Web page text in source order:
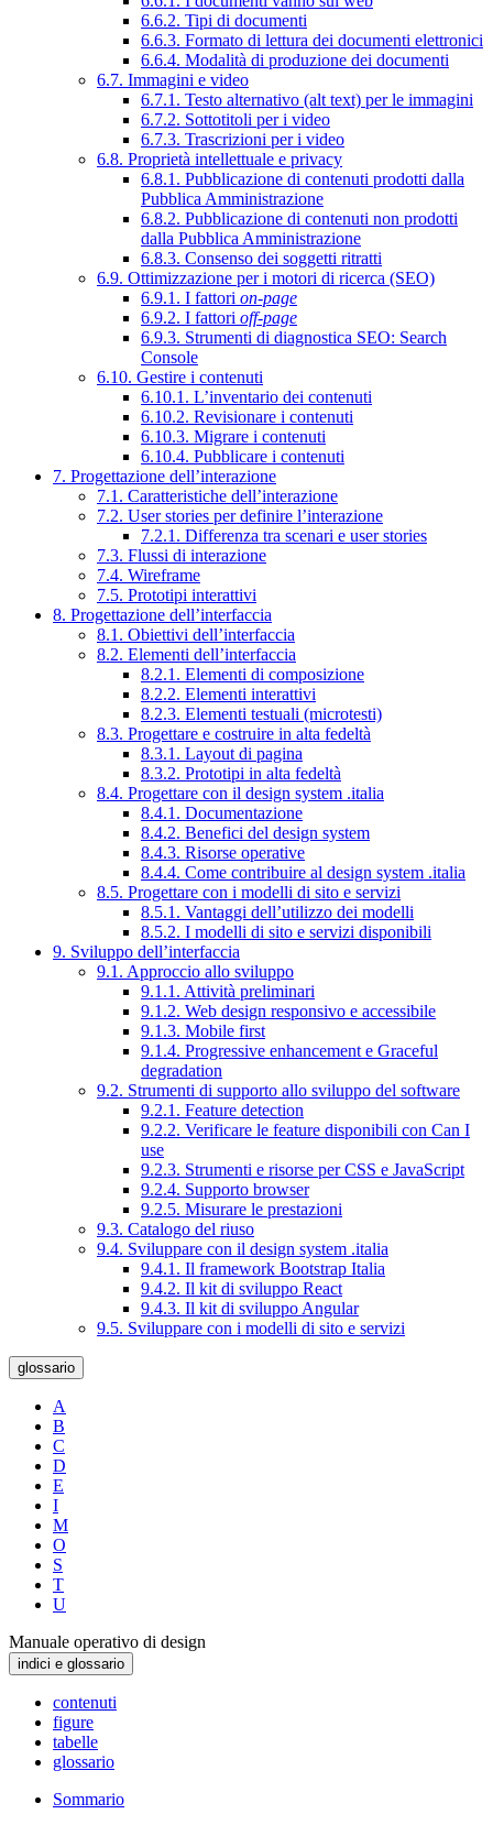
6.6.2. Tipi di documenti
6.6.3. Formato di lettura dei documenti elettronici
6.6.4. Modalità di produzione dei documenti
6.7. Immagini e video
6.7.1. Testo alternativo (alt text) per le immagini
6.7.2. Sottotitoli per i video
6.7.3. Trascrizioni per i video
6.8. Proprietà intellettuale e privacy
6.8.1. Pubblicazione di contenuti prodotti dalla
Pubblica Amministrazione
6.8.2. Pubblicazione di contenuti non prodotti
dalla Pubblica Amministrazione
6.8.3. Consenso dei soggetti ritratti
6.9. Ottimizzazione per i motori di ricerca (SEO)
6.9.1. I fattori on-page
6.9.2. I fattori off-page
6.9.3. Strumenti di diagnostica SEO: Search
Console
6.10. Gestire i contenuti
6.10.1. L’inventario dei contenuti
6.10.2. Revisionare i contenuti
6.10.3. Migrare i contenuti
6.10.4. Pubblicare i contenuti
7. Progettazione dell’interazione
7.1. Caratteristiche dell’interazione
7.2. User stories per definire l’interazione
7.2.1. Differenza tra scenari e user stories
7.3. Flussi di interazione
7.4. Wireframe
7.5. Prototipi interattivi
8. Progettazione dell’interfaccia
8.1. Obiettivi dell’interfaccia
8.2. Elementi dell’interfaccia
8.2.1. Elementi di composizione
8.2.2. Elementi interattivi
8.2.3. Elementi testuali (microtesti)
8.3. Progettare e costruire in alta fedeltà
8.3.1. Layout di pagina
8.3.2. Prototipi in alta fedeltà
8.4. Progettare con il design system .italia
8.4.1. Documentazione
8.4.2. Benefici del design system
8.4.3. Risorse operative
8.4.4. Come contribuire al design system .italia
8.5. Progettare con i modelli di sito e servizi
8.5.1. Vantaggi dell’utilizzo dei modelli
8.5.2. I modelli di sito e servizi disponibili
9. Sviluppo dell’interfaccia
9.1. Approccio allo sviluppo
9.1.1. Attività preliminari
9.1.2. Web design responsivo e accessibile
9.1.3. Mobile first
9.1.4. Progressive enhancement e Graceful
degradation
9.2. Strumenti di supporto allo sviluppo del software
9.2.1. Feature detection
9.2.2. Verificare le feature disponibili con Can I
use
9.2.3. Strumenti e risorse per CSS e JavaScript
9.2.4. Supporto browser
9.2.5. Misurare le prestazioni
9.3. Catalogo del riuso
9.4. Sviluppare con il design system .italia
9.4.1. Il framework Bootstrap Italia
9.4.2. Il kit di sviluppo React
9.4.3. Il kit di sviluppo Angular
9.5. Sviluppare con i modelli di sito e servizi
glossario
A
B
C
D
E
I
M
O
S
T
U
Manuale operativo di design
indici e glossario
contenuti
figure
tabelle
glossario
Sommario